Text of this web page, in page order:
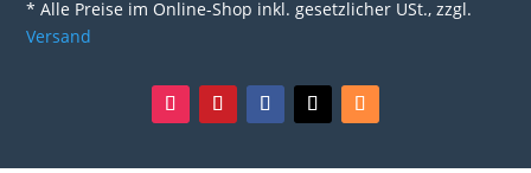
* Alle Preise im Online-Shop inkl. gesetzlicher USt., zzgl.
Versand